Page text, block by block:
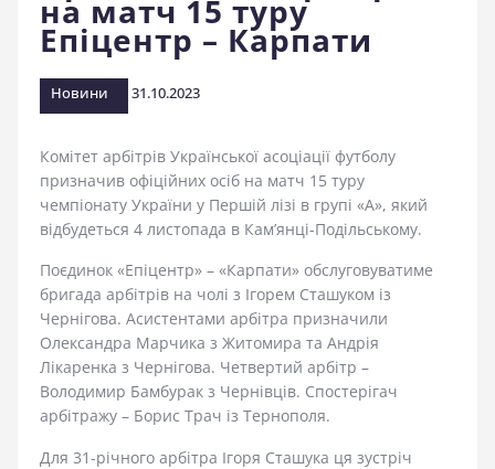
Правила поведінки на
стадіоні
на матч 15 туру
Епіцентр – Карпати
Новини 31.10.2023
Комітет арбітрів Української асоціації футболу
призначив офіційних осіб на матч 15 туру
чемпіонату України у Першій лізі в групі «А», який
відбудеться 4 листопада в Кам’янці-Подільському.
Поєдинок «Епіцентр» – «Карпати» обслуговуватиме
бригада арбітрів на чолі з Ігорем Сташуком із
Чернігова. Асистентами арбітра призначили
Олександра Марчика з Житомира та Андрія
Лікаренка з Чернігова. Четвертий арбітр –
Володимир Бамбурак з Чернівців. Спостерігач
арбітражу – Борис Трач із Тернополя.
Для 31-річного арбітра Ігоря Сташука ця зустріч